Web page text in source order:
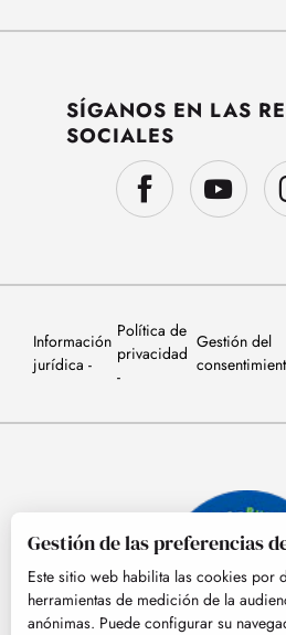
SÍGANOS EN LAS
SOCIALES
Información
jurídica
Política de
privacidad
Gestión del
Gestión de las preferencias
Este sitio web habilita las cookies por
herramientas de medición de la
anónimas. Puede configurar su